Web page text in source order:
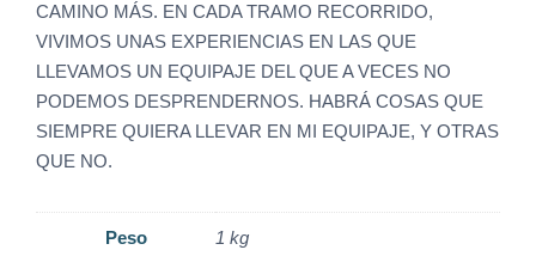
CAMINO MÁS. EN CADA TRAMO RECORRIDO,
VIVIMOS UNAS EXPERIENCIAS EN LAS QUE
LLEVAMOS UN EQUIPAJE DEL QUE A VECES NO
PODEMOS DESPRENDERNOS. HABRÁ COSAS QUE
SIEMPRE QUIERA LLEVAR EN MI EQUIPAJE, Y OTRAS
QUE NO.
Peso 1 kg